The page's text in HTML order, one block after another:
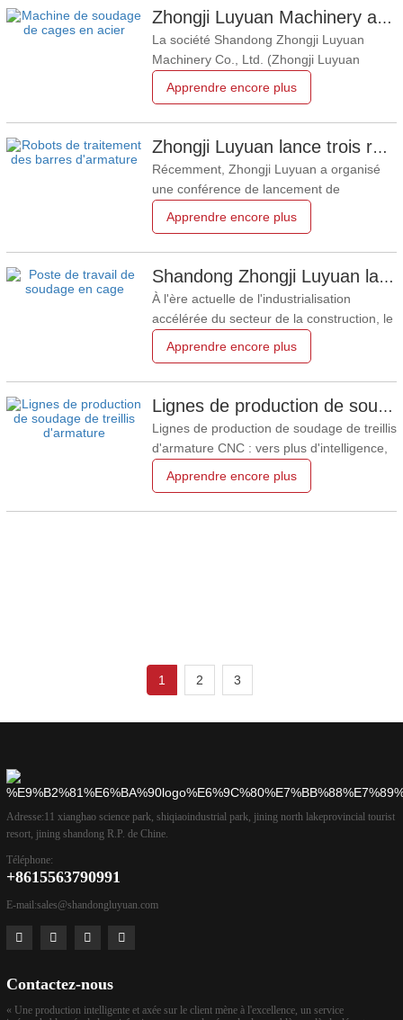
commande numérique (CNC),
équipements essentiels dans la
transformation des barres d'acier,
connaissent une
Zhongji Luyuan Machinery achève l'installation de cages de renforcement d'infrastructures en Moldavie grâce à des équipements CNC intelligents.
La société Shandong Zhongji Luyuan
Machinery Co., Ltd. (Zhongji Luyuan
en menant à bien l'installation de la cage
en Moldavie, grâce à ses équipements de
commande numérique (CNC) intelligents
développés en interne
Apprendre encore plus
Zhongji Luyuan lance trois robots intelligents de traitement des barres d'armature, à la pointe de l'innovation numérique et intelligente dans le secteur.
Récemment, Zhongji Luyuan a organisé
une conférence de lancement de
pompe trois produits phares : le robot
treillis d'armature LYHW4000-3, le robot
intelligent de soudage de cages
d'armature LYQT30 et le robot
Apprendre encore plus
Shandong Zhongji Luyuan lance un poste de soudage de cages d'acier, une innovation intelligente dans le domaine du traitement de l'acier de construction.
À l'ère actuelle de l'industrialisation
accélérée du secteur de la construction, le
essentiel des projets d'infrastructure,
majeurs tels que la faible productivité des
opérations manuelles, d'importantes
variations de
Apprendre encore plus
Lignes de production de soudage de treillis d'armature CNC : vers plus d'intelligence, d'efficacité et de flexibilité
Lignes de production de soudage de treillis
d'armature CNC : vers plus d'intelligence,
années, avec le développement rapide de
Apprendre encore plus
1 2 3
Adresse:11 xianghao science park, shiqiaoindustrial park, jining north lakeprovincial tourist
resort, jining shandong R.P. de Chine.
Téléphone:
+8615563790991
E-mail:sales@shandongluyuan.com
Contactez-nous
« Une production intelligente et axée sur le client mène à l'excellence, un service